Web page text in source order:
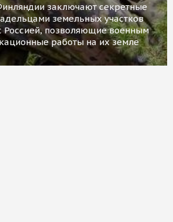
заключают секретные
земельных участков
Россией, позволяющие военным
работы на их земле